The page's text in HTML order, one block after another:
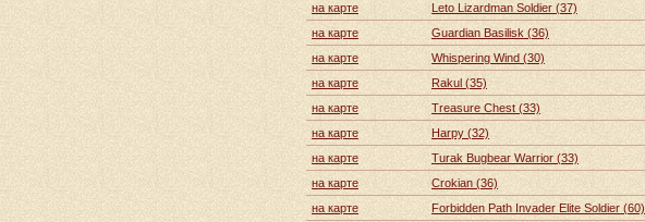
на карте
Leto Lizardman Soldier (37)
на карте
Guardian Basilisk (36)
на карте
Whispering Wind (30)
на карте
Rakul (35)
на карте
Treasure Chest (33)
на карте
Harpy (32)
на карте
Turak Bugbear Warrior (33)
на карте
Crokian (36)
на карте
Forbidden Path Invader Elite Soldier (60)